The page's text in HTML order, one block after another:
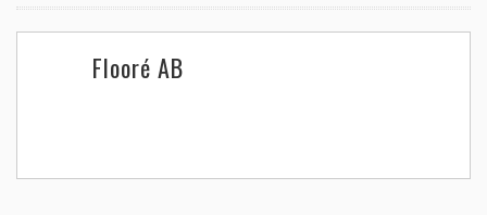
Flooré AB